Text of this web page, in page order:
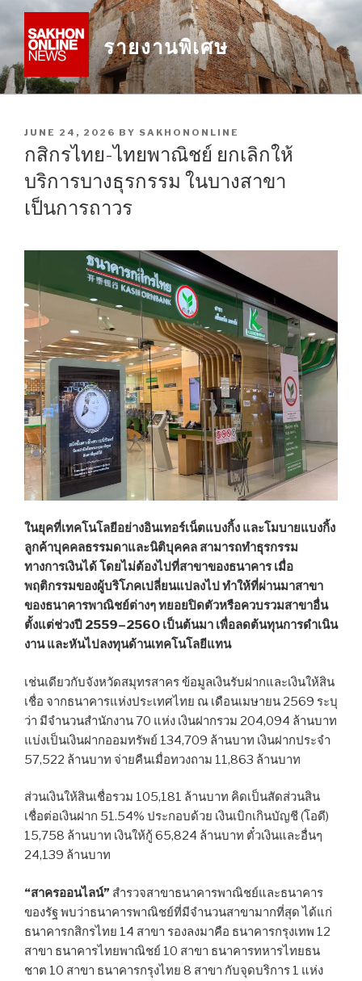
content
รายงานพิเศษ
POSTED
ON
JUNE 24, 2026 BY SAKHONONLINE
กสิกรไทย-ไทยพาณิชย์ ยกเลิกให้
บริการบางธุรกรรม ในบางสาขา
เป็นการถาวร
ในยุคที่เทคโนโลยีอย่างอินเทอร์เน็ตแบงกิ้ง และโมบายแบงกิ้ง
ลูกค้าบุคคลธรรมดาและนิติบุคคล สามารถทำธุรกรรม
ทางการเงินได้ โดยไม่ต้องไปที่สาขาของธนาคาร เมื่อ
พฤติกรรมของผู้บริโภคเปลี่ยนแปลงไป ทำให้ที่ผ่านมาสาขา
ของธนาคารพาณิชย์ต่างๆ ทยอยปิดตัวหรือควบรวมสาขาอื่น
ตั้งแต่ช่วงปี 2559–2560 เป็นต้นมา เพื่อลดต้นทุนการดำเนิน
งาน และหันไปลงทุนด้านเทคโนโลยีแทน
เช่นเดียวกับจังหวัดสมุทรสาคร ข้อมูลเงินรับฝากและเงินให้สิน
เชื่อ จากธนาคารแห่งประเทศไทย ณ เดือนเมษายน 2569 ระบุ
ว่า มีจำนวนสำนักงาน 70 แห่ง เงินฝากรวม 204,094 ล้านบาท
แบ่งเป็นเงินฝากออมทรัพย์ 134,709 ล้านบาท เงินฝากประจำ
57,522 ล้านบาท จ่ายคืนเมื่อทวงถาม 11,863 ล้านบาท
ส่วนเงินให้สินเชื่อรวม 105,181 ล้านบาท คิดเป็นสัดส่วนสิน
เชื่อต่อเงินฝาก 51.54% ประกอบด้วย เงินเบิกเกินบัญชี (โอดี)
15,758 ล้านบาท เงินให้กู้ 65,824 ล้านบาท ตั๋วเงินและอื่นๆ
24,139 ล้านบาท
“สาครออนไลน์” สำรวจสาขาธนาคารพาณิชย์และธนาคาร
ของรัฐ พบว่าธนาคารพาณิชย์ที่มีจำนวนสาขามากที่สุด ได้แก่
ธนาคารกสิกรไทย 14 สาขา รองลงมาคือ ธนาคารกรุงเทพ 12
สาขา ธนาคารไทยพาณิชย์ 10 สาขา ธนาคารทหารไทยธน
ชาต 10 สาขา ธนาคารกรุงไทย 8 สาขา กับจุดบริการ 1 แห่ง